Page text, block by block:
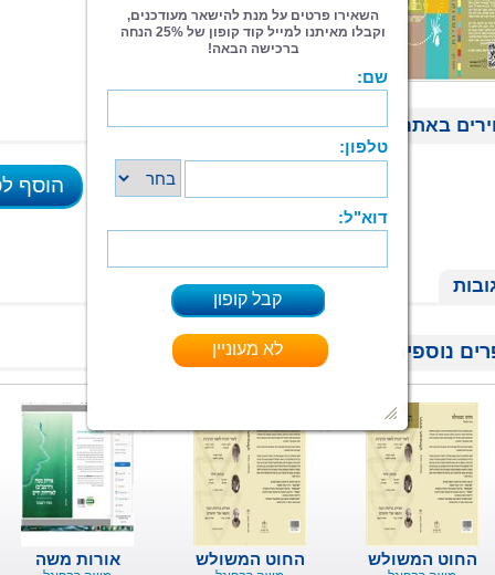
באתר
הוסף
נוספים של אותו סופר:
אורות משה החוט המשולש החוט המשולש